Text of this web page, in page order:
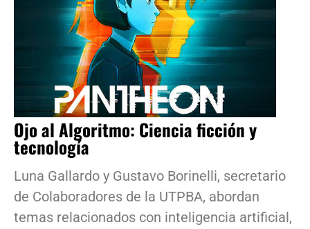
Ojo al Algoritmo: Ciencia ficción y
tecnología
Luna Gallardo y Gustavo Borinelli, secretario
de Colaboradores de la UTPBA, abordan
temas relacionados con inteligencia artificial,